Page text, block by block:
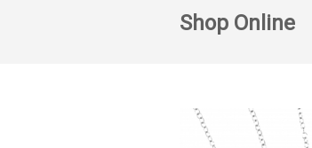
Shop Online